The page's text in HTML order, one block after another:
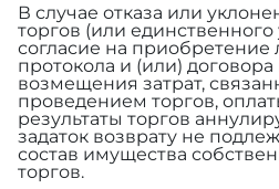
В случае отказа или
торгов (или
согласие на приобретение
протокола и (или)
возмещения затрат,
проведением торгов,
результаты торгов
задаток возврату не
состав имущества
торгов.